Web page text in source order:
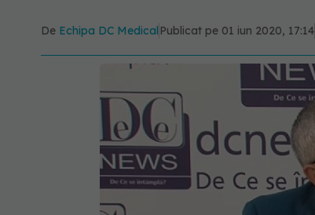
De Echipa DC Medical Publicat pe 01 iun 2020, 17:14